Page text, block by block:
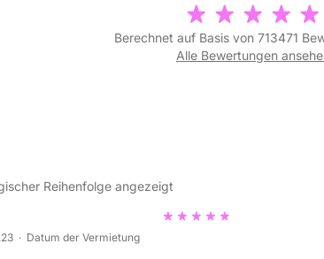
Berechnet auf Basis von 713471
Alle Bewertungen
Reihenfolge angezeigt
· Datum der Vermietung